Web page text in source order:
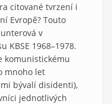
citované tvrzení i
Evropě? Touto
v
KBSE 1968–1978.
komunistickému
mnoho let
bývalí disidenti),
jednotlivých